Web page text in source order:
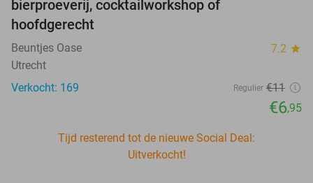
bierproeverij, cocktailworkshop of
hoofdgerecht
Beuntjes Oase 7.2 star
Utrecht
Verkocht: 169
Regulier €11
€6,95
Tijd resterend tot de nieuwe Social Deal:
Uitverkocht!